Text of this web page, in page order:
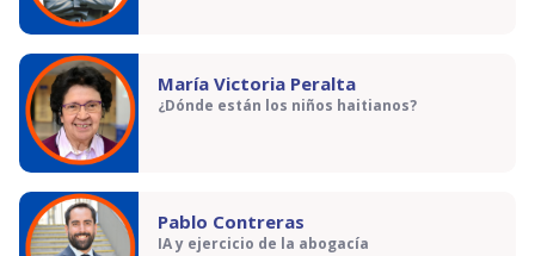
María Victoria Peralta
¿Dónde están los niños haitianos?
Pablo Contreras
IA y ejercicio de la abogacía